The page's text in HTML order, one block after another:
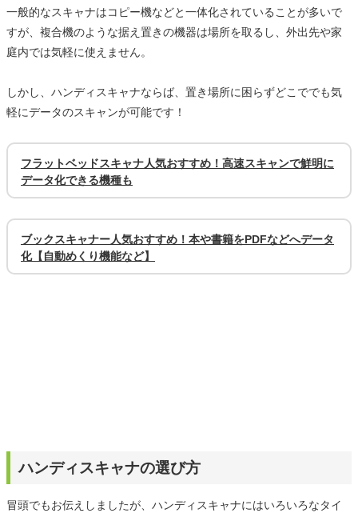
一般的なスキャナはコピー機などと一体化されていることが多いで
すが、複合機のような据え置きの機器は場所を取るし、外出先や家
庭内では気軽に使えません。
しかし、ハンディスキャナならば、置き場所に困らずどこででも気
軽にデータのスキャンが可能です！
フラットベッドスキャナ人気おすすめ！高速スキャンで鮮明に
データ化できる機種も
ブックスキャナー人気おすすめ！本や書籍をPDFなどへデータ
化【自動めくり機能など】
ハンディスキャナの選び方
冒頭でもお伝えしましたが、ハンディスキャナにはいろいろなタイ